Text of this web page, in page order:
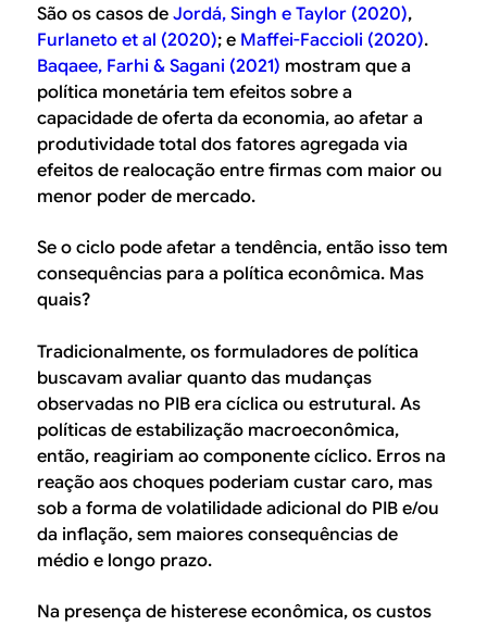
São os casos de Jordá, Singh e Taylor (2020),
Furlaneto et al (2020); e Maffei-Faccioli (2020).
Baqaee, Farhi & Sagani (2021) mostram que a
política monetária tem efeitos sobre a
capacidade de oferta da economia, ao afetar a
produtividade total dos fatores agregada via
efeitos de realocação entre firmas com maior ou
menor poder de mercado.
Se o ciclo pode afetar a tendência, então isso tem
consequências para a política econômica. Mas
quais?
Tradicionalmente, os formuladores de política
buscavam avaliar quanto das mudanças
observadas no PIB era cíclica ou estrutural. As
políticas de estabilização macroeconômica,
então, reagiriam ao componente cíclico. Erros na
reação aos choques poderiam custar caro, mas
sob a forma de volatilidade adicional do PIB e/ou
da inflação, sem maiores consequências de
médio e longo prazo.
Na presença de histerese econômica, os custos